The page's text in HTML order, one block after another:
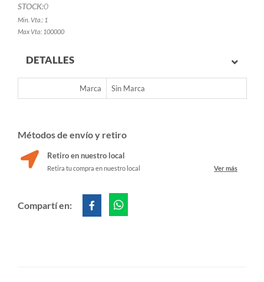
STOCK:0
Min. Vta.: 1
Max Vta: 100000
DETALLES
Marca Sin Marca
Métodos de envío y retiro
Retiro en nuestro local
Retira tu compra en nuestro local Ver más
Compartí en: